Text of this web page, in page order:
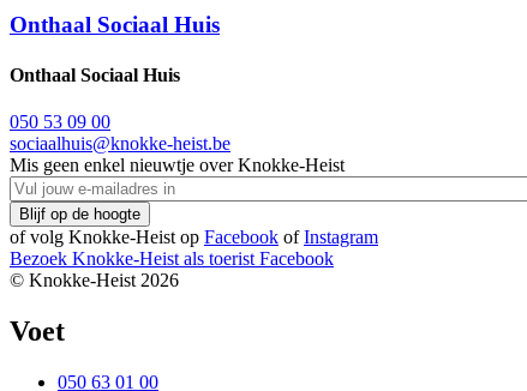
Onthaal Sociaal Huis
Onthaal Sociaal Huis
050 53 09 00
sociaalhuis@knokke-heist.be
Mis geen enkel nieuwtje over Knokke-Heist
of volg Knokke-Heist op Facebook ofInstagram
Bezoek Knokke-Heist als toerist Facebook
© Knokke-Heist 2026
Voet
050 63 01 00